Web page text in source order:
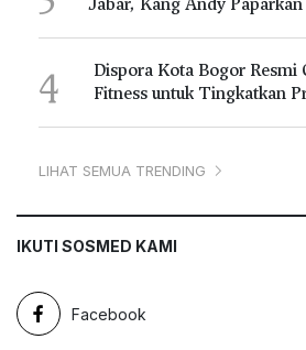
Jabar, Kang Andy
4
Dispora Kota Bogor Resmi
Fitness untuk Tingkatkan
LIHAT SEMUA TRENDING
IKUTI SOSMED KAMI
Facebook